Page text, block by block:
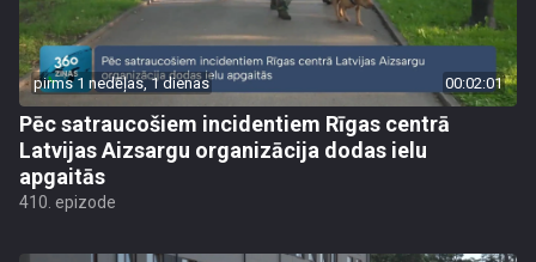
pirms 1 nedēļas, 1 dienas 00:02:01
Pēc satraucošiem incidentiem Rīgas centrā
Latvijas Aizsargu organizācija dodas ielu
apgaitās
410. epizode